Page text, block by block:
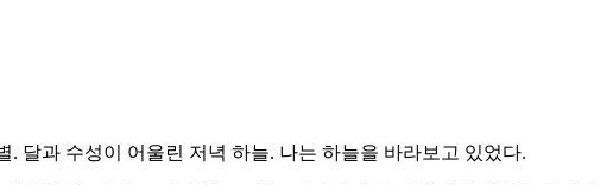
달과 수성이 어울린 저녁 하늘. 나는 하늘을 바라보고 있었다.